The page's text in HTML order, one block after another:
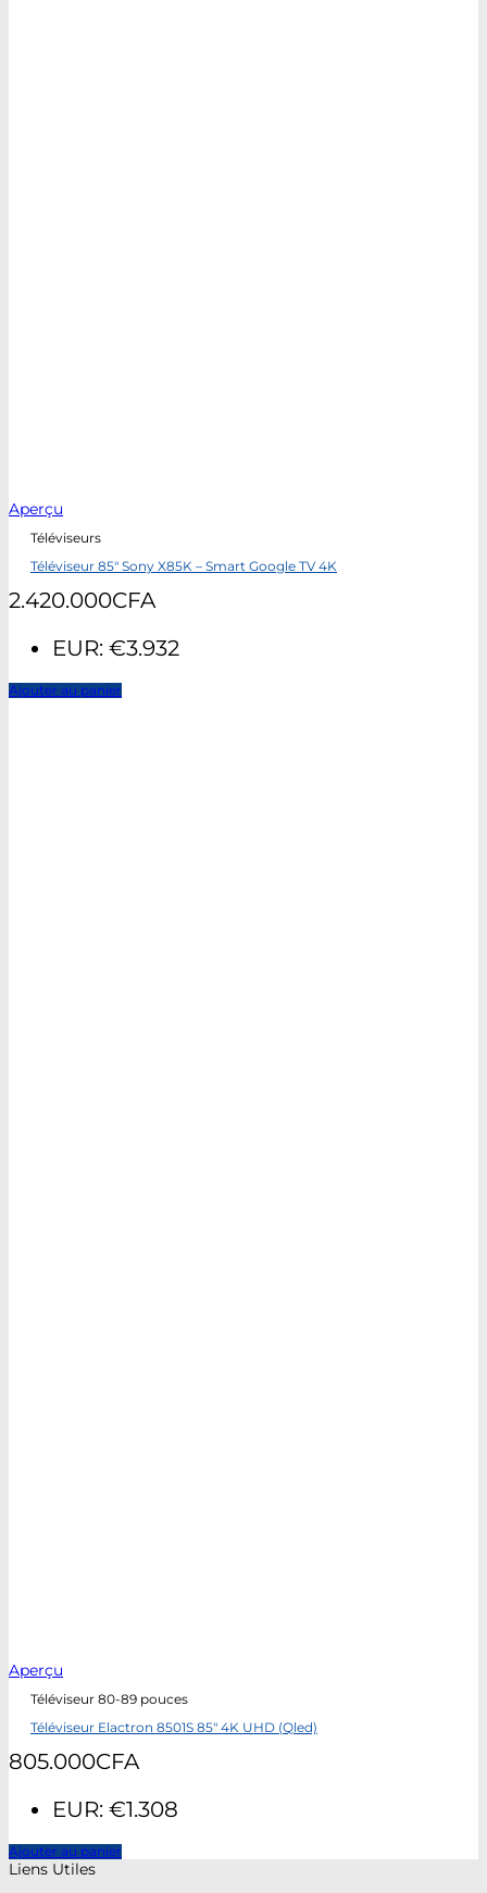
Aperçu
Téléviseurs
Téléviseur 85″ Sony X85K – Smart Google TV 4K
2.420.000CFA
EUR: €3.932
Ajouter au panier
Aperçu
Téléviseur 80-89 pouces
Téléviseur Elactron 8501S 85″ 4K UHD (Qled)
805.000CFA
EUR: €1.308
Ajouter au panier
Liens Utiles